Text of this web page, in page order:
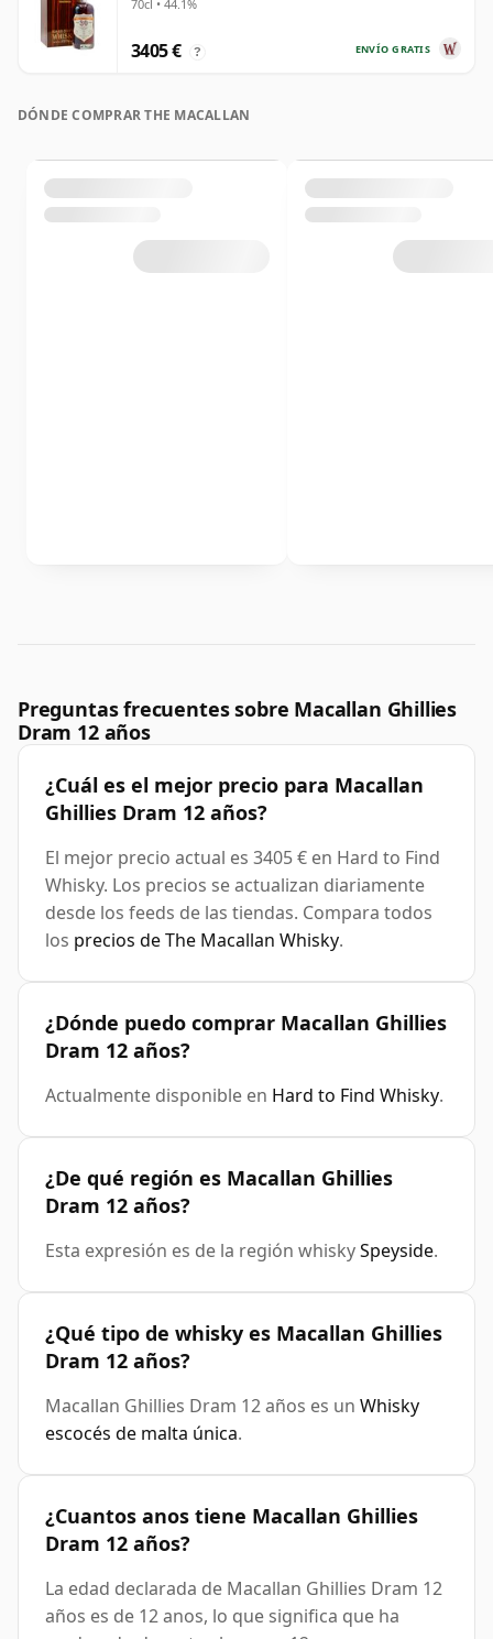
70cl • 44.1%
ENVÍO GRATIS
3405 € ?
DÓNDE COMPRAR THE MACALLAN
Preguntas frecuentes sobre Macallan Ghillies
Dram 12 años
¿Cuál es el mejor precio para Macallan
Ghillies Dram 12 años?
El mejor precio actual es 3405 € en Hard to Find
Whisky. Los precios se actualizan diariamente
desde los feeds de las tiendas. Compara todos
los precios de The Macallan Whisky.
¿Dónde puedo comprar Macallan Ghillies
Dram 12 años?
Actualmente disponible en Hard to Find Whisky.
¿De qué región es Macallan Ghillies
Dram 12 años?
Esta expresión es de la región whiskySpeyside.
¿Qué tipo de whisky es Macallan Ghillies
Dram 12 años?
Macallan Ghillies Dram 12 años es un Whisky
escocés de malta única.
¿Cuantos anos tiene Macallan Ghillies
Dram 12 años?
La edad declarada de Macallan Ghillies Dram 12
años es de 12 anos, lo que significa que ha